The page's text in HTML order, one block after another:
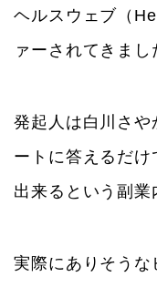
ヘルスウェブ（
ァーされてきまし
発起人は白川さや
ートに答えるだ
出来るという副業
実際にありそうな